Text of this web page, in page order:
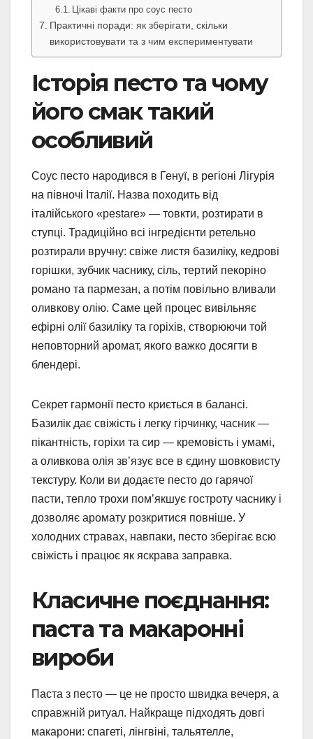
Цікаві факти про соус песто
Практичні поради: як зберігати, скільки
використовувати та з чим експериментувати
Історія песто та чому
його смак такий
особливий
Соус песто народився в Генуї, в регіоні Лігурія
на півночі Італії. Назва походить від
італійського «pestare» — товкти, розтирати в
ступці. Традиційно всі інгредієнти ретельно
розтирали вручну: свіже листя базиліку, кедрові
горішки, зубчик часнику, сіль, тертий пекоріно
романо та пармезан, а потім повільно вливали
оливкову олію. Саме цей процес вивільняє
ефірні олії базиліку та горіхів, створюючи той
неповторний аромат, якого важко досягти в
блендері.
Секрет гармонії песто криється в балансі.
Базилік дає свіжість і легку гірчинку, часник —
пікантність, горіхи та сир — кремовість і умамі,
а оливкова олія зв’язує все в єдину шовковисту
текстуру. Коли ви додаєте песто до гарячої
пасти, тепло трохи пом’якшує гостроту часнику і
дозволяє аромату розкритися повніше. У
холодних стравах, навпаки, песто зберігає всю
свіжість і працює як яскрава заправка.
Класичне поєднання:
паста та макаронні
вироби
Паста з песто — це не просто швидка вечеря, а
справжній ритуал. Найкраще підходять довгі
макарони: спагеті, лінгвіні, тальятелле,